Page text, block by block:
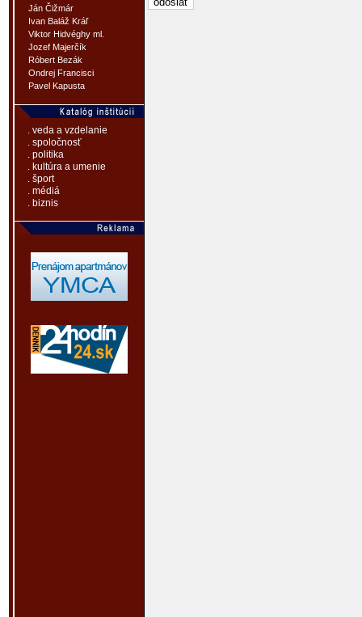
Ján Čižmár
Ivan Baláž Kráľ
Viktor Hidvéghy ml.
Jozef Majerčík
Róbert Bezák
Ondrej Francisci
Pavel Kapusta
. veda a vzdelanie
. spoločnosť
. politika
. kultúra a umenie
. šport
. médiá
. biznis